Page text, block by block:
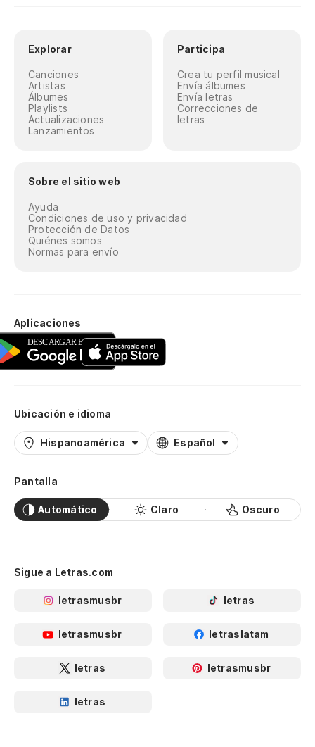
Explorar
Canciones
Artistas
Álbumes
Playlists
Actualizaciones
Lanzamientos
Participa
Crea tu perfil musical
Envía álbumes
Envía letras
Correcciones de
letras
Sobre el sitio web
Ayuda
Condiciones de uso y privacidad
Protección de Datos
Quiénes somos
Normas para envío
Aplicaciones
Ubicación e idioma
Hispanoamérica Español
Pantalla
Automático Claro Oscuro
Sigue a Letras.com
letrasmusbr letras
letrasmusbr letraslatam
letras letrasmusbr
letras